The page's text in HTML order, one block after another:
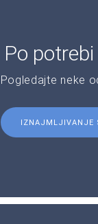
Po
Pogledajte neke
IZNAJMLJIVANJE